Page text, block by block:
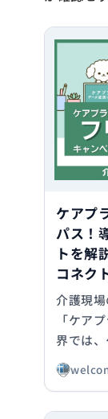
ケアプ
パス！
トを解
コネク
介護現
「ケア
界では